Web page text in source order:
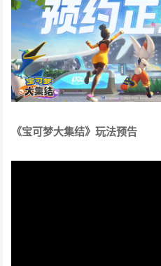
《宝可梦大集结》玩法预告